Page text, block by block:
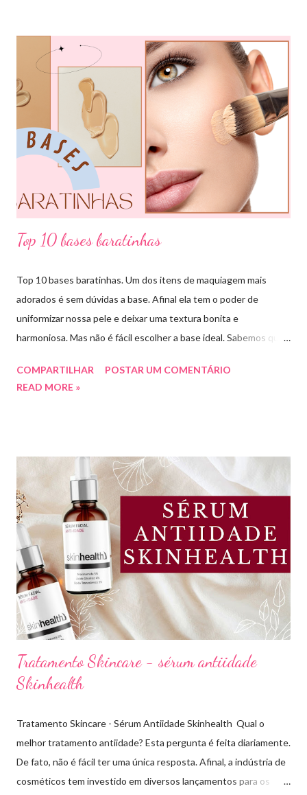
para nossos looks criando produções incríveis. Essa ferramenta
é super usada por profissionais da moda, porém qualquer pessoa
pode usar e garanto pra vocês que ajuda muitooo! Bora conferir
algumas das combinações de cores que podemos fazer com o
círculo cromático: COMBINAÇÃO MONOCROMÁTICA: uma
única cor ou a combinação de tom sobre tom (entre variação de
claro e escuro dessa mesma cor). COMBINAÇÃO ANÁLOGA:
Top 10 bases baratinhas
Top 10 bases baratinhas. Um dos itens de maquiagem mais
adorados é sem dúvidas a base. Afinal ela tem o poder de
uniformizar nossa pele e deixar uma textura bonita e
harmoniosa. Mas não é fácil escolher a base ideal. Sabemos que
hoje eu trouxe uma top lista com 10 bases nacionais com ótimo
Lima. Compartilhando dicas de produtos, resenhas, rotinas de
beleza, bem-estar e autoestima. TOP 10 BASES BARATINHAS
Escolher uma boa base para a maquiagem não é algo tão simples.
Afinal temos que avaliar para qual tipo de pele, tonalidade,
subtom, ativos (se for o caso) e ainda o preço. Neste vídeo do
meu canal mostrei como vocês podem comprar uma base sem
errar na cor. É um site que tem salvado minha vida,...
COMPARTILHAR
POSTAR UM COMENTÁRIO
READ MORE »
Tratamento Skincare - sérum antiidade
Skinhealth
Tratamento Skincare - Sérum Antiidade Skinhealth Qual o
melhor tratamento antiidade? Esta pergunta é feita diariamente.
De fato, não é fácil ter uma única resposta. Afinal, a indústria de
cosméticos tem investido em diversos lançamentos para os